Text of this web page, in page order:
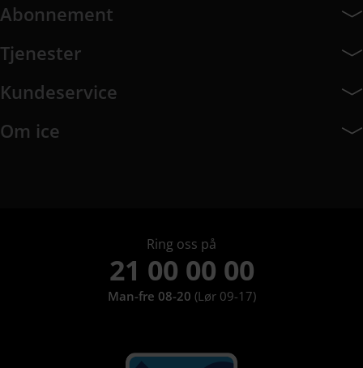
Abonnement
Tjenester
Kundeservice
Om ice
Ring oss på
21 00 00 00
Man-fre 08-20 (Lør 09-17)